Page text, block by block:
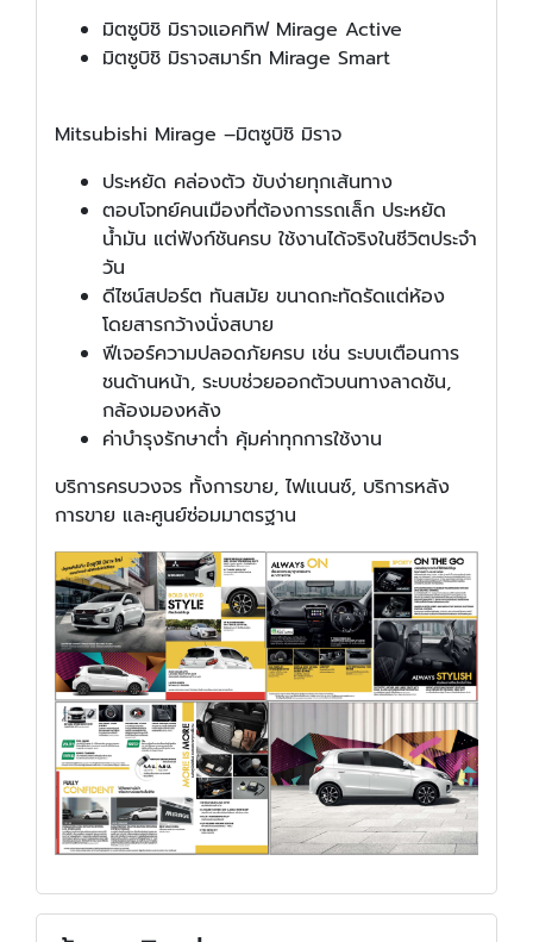
มิตซูบิชิ มิราจแอคทิฟ Mirage Active
มิตซูบิชิ มิราจสมาร์ท Mirage Smart
Mitsubishi Mirage –มิตซูบิชิ มิราจ
ประหยัด คล่องตัว ขับง่ายทุกเส้นทาง
ตอบโจทย์คนเมืองที่ต้องการรถเล็ก ประหยัด
น้ำมัน แต่ฟังก์ชันครบ ใช้งานได้จริงในชีวิตประจำ
วัน
ดีไซน์สปอร์ต ทันสมัย ขนาดกะทัดรัดแต่ห้อง
โดยสารกว้างนั่งสบาย
ฟีเจอร์ความปลอดภัยครบ เช่น ระบบเตือนการ
ชนด้านหน้า, ระบบช่วยออกตัวบนทางลาดชัน,
กล้องมองหลัง
ค่าบำรุงรักษาต่ำ คุ้มค่าทุกการใช้งาน
บริการครบวงจร ทั้งการขาย, ไฟแนนซ์, บริการหลัง
การขาย และศูนย์ซ่อมมาตรฐาน